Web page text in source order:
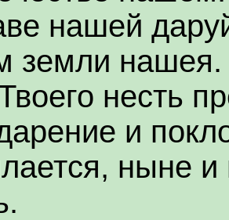
нашей
земли
несть
и
ныне и